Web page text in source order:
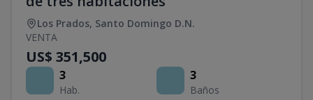
Los Prados, Santo Domingo D.N.
VENTA
US$ 351,500
3
Hab.
3
Baños